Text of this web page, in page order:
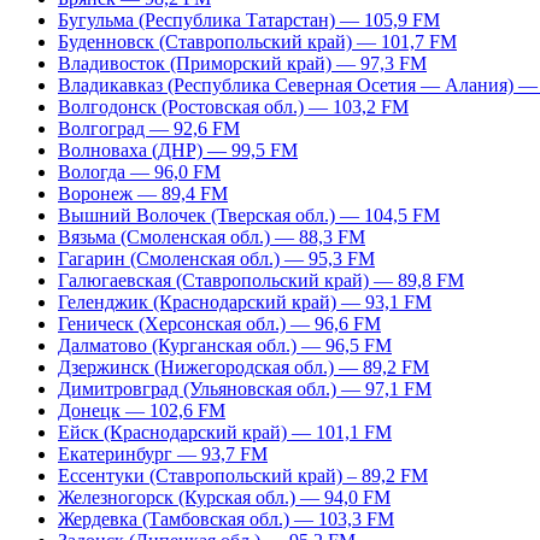
Бугульма (Республика Татарстан) — 105,9 FM
Буденновск (Ставропольский край) — 101,7 FM
Владивосток (Приморский край) — 97,3 FM
Владикавказ (Республика Северная Осетия — Алания)
Волгодонск (Ростовская обл.) — 103,2 FM
Волгоград — 92,6 FM
Волноваха (ДНР) — 99,5 FM
Вологда — 96,0 FM
Воронеж — 89,4 FM
Вышний Волочек (Тверская обл.) — 104,5 FM
Вязьма (Смоленская обл.) — 88,3 FM
Гагарин (Смоленская обл.) — 95,3 FM
Галюгаевская (Ставропольский край) — 89,8 FM
Геленджик (Краснодарский край) — 93,1 FM
Геническ (Херсонская обл.) — 96,6 FM
Далматово (Курганская обл.) — 96,5 FM
Дзержинск (Нижегородская обл.) — 89,2 FM
Димитровград (Ульяновская обл.) — 97,1 FM
Донецк — 102,6 FM
Ейск (Краснодарский край) — 101,1 FM
Екатеринбург — 93,7 FM
Ессентуки (Ставропольский край) – 89,2 FM
Железногорск (Курская обл.) — 94,0 FM
Жердевка (Тамбовская обл.) — 103,3 FM